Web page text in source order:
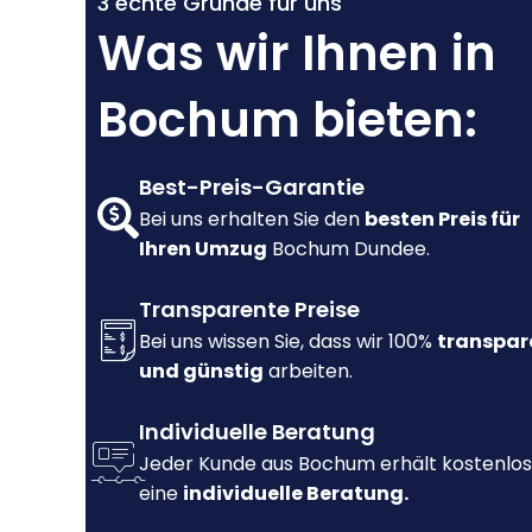
Was wir Ihnen in
Bochum bieten:
Best-Preis-Garantie
Bei uns erhalten Sie den besten Preis für
Ihren Umzug Bochum Dundee.
Transparente Preise
Bei uns wissen Sie, dass wir 100%
und günstig arbeiten.
Individuelle Beratung
Jeder Kunde aus Bochum erhält kostenlos
eine individuelle Beratung.